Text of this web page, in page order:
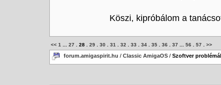
Köszi, kipróbálom a
<< 1 27 28 29 30 31 32 33 34 35 36 37 56 57 >>
forum.amigaspirit.hu / Classic AmigaOS / Szoftver